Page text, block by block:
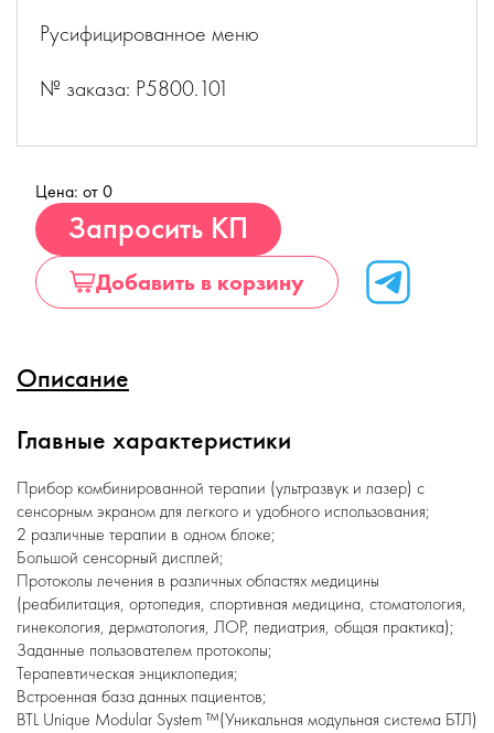
Русифицированное меню
№ заказа: P5800.101
Цена: от 0
Запросить КП
Добавить в корзину
Описание
Главные характеристики
Прибор комбинированной терапии (ультразвук и лазер) с
сенсорным экраном для легкого и удобного использования;
2 различные терапии в одном блоке;
Большой сенсорный дисплей;
Протоколы лечения в различных областях медицины
(реабилитация, ортопедия, спортивная медицина, стоматология,
гинекология, дерматология, ЛОР, педиатрия, общая практика);
Заданные пользователем протоколы;
Терапевтическая энциклопедия;
Встроенная база данных пациентов;
BTL Unique Modular System ™(Уникальная модульная система БТЛ)